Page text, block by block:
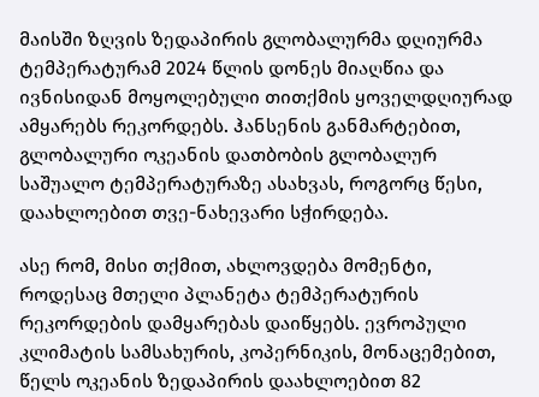
მაისში ზღვის ზედაპირის გლობალურმა დღიურმა
ტემპერატურამ 2024 წლის დონეს მიაღწია და
ივნისიდან მოყოლებული თითქმის ყოველდღიურად
ამყარებს რეკორდებს. ჰანსენის განმარტებით,
გლობალური ოკეანის დათბობის გლობალურ
საშუალო ტემპერატურაზე ასახვას, როგორც წესი,
დაახლოებით თვე-ნახევარი სჭირდება.
ასე რომ, მისი თქმით, ახლოვდება მომენტი,
როდესაც მთელი პლანეტა ტემპერატურის
რეკორდების დამყარებას დაიწყებს. ევროპული
კლიმატის სამსახურის, კოპერნიკის, მონაცემებით,
წელს ოკეანის ზედაპირის დაახლოებით 82